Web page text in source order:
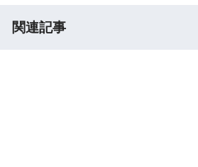
関連記事